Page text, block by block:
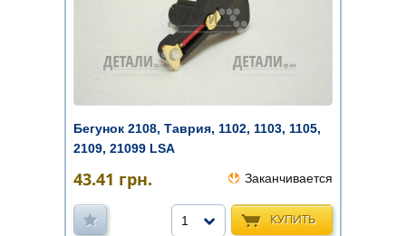
Бегунок 2108, Таврия, 1102, 1103, 1105,
2109, 21099 LSA
43.41 грн. Заканчивается
КУПИТЬ
1